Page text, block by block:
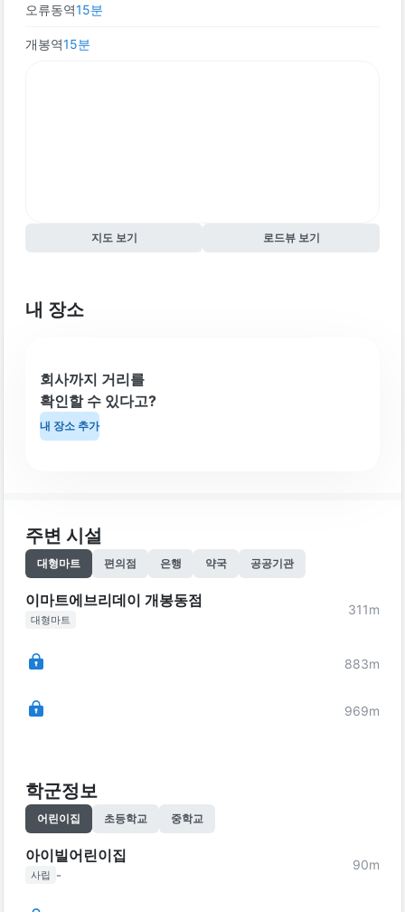
오류동역15분
개봉역15분
지도 보기 로드뷰 보기
내 장소
회사까지 거리를
확인할 수 있다고?
내 장소 추가
주변 시설
대형마트 편의점 은행 약국 공공기관
이마트에브리데이 개봉동점
대형마트
311m
883m
969m
학군정보
어린이집 초등학교 중학교
아이빌어린이집
사립 -
90m